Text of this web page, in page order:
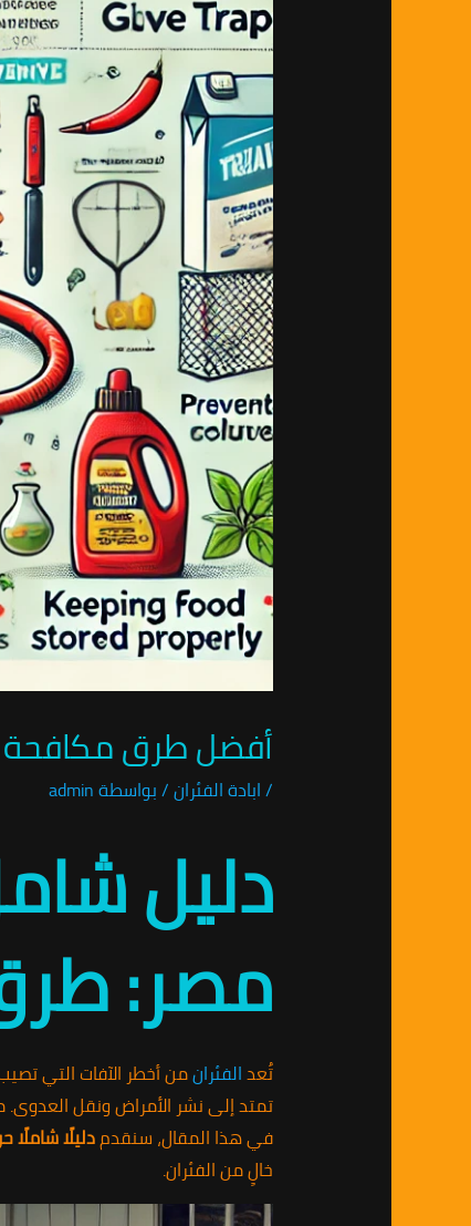
أفضل طرق مكافحة
/ابادة الفئران/ بواسطةadmin
دليل
مصر:
تُعدالفئرانمن أخطر الآفات التي
تمتد إلى نشر الأمراض ونقل العدوى.
في هذا المقال، سنقدمدليلًا شاملًا
خالٍ من الفئران.